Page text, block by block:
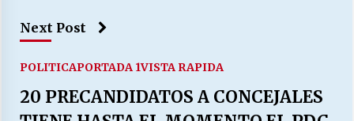
Next Post
POLITICAPORTADA 1VISTA RAPIDA
20 PRECANDIDATOS A CONCEJALES